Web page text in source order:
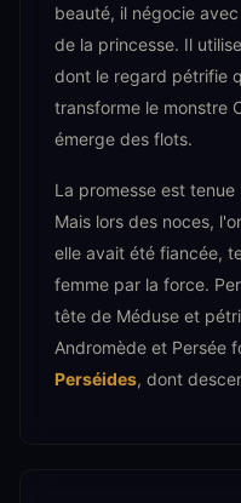
beauté, il négocie
de la princesse. Il
dont le regard pétrifie
transforme le monstre
émerge des flots.
La promesse est
Mais lors des noces,
elle avait été fiancée,
femme par la force.
tête de Méduse et
Andromède et Persée
Perséides, dont